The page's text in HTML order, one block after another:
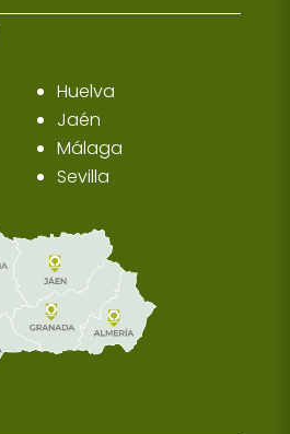
Huelva
Jaén
Málaga
Sevilla